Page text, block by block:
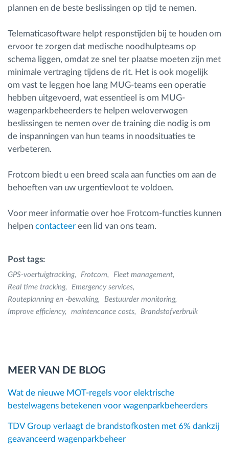
plannen en de beste beslissingen op tijd te nemen.
Telematicasoftware helpt responstijden bij te houden om
ervoor te zorgen dat medische noodhulpteams op
schema liggen, omdat ze snel ter plaatse moeten zijn met
minimale vertraging tijdens de rit. Het is ook mogelijk
om vast te leggen hoe lang MUG-teams een operatie
hebben uitgevoerd, wat essentieel is om MUG-
wagenparkbeheerders te helpen weloverwogen
beslissingen te nemen over de training die nodig is om
de inspanningen van hun teams in noodsituaties te
verbeteren.
Frotcom biedt u een breed scala aan functies om aan de
behoeften van uw urgentievloot te voldoen.
Voor meer informatie over hoe Frotcom-functies kunnen
helpen contacteer een lid van ons team.
Post tags:
GPS-voertuigtracking Frotcom
Fleet management
Real time tracking
Emergency services
Routeplanning en -bewaking
Bestuurder monitoring
Improve efficiency
maintencance costs Brandstofverbruik
MEER VAN DE BLOG
Wat de nieuwe MOT-regels voor elektrische
bestelwagens betekenen voor wagenparkbeheerders
TDV Group verlaagt de brandstofkosten met 6% dankzij
geavanceerd wagenparkbeheer